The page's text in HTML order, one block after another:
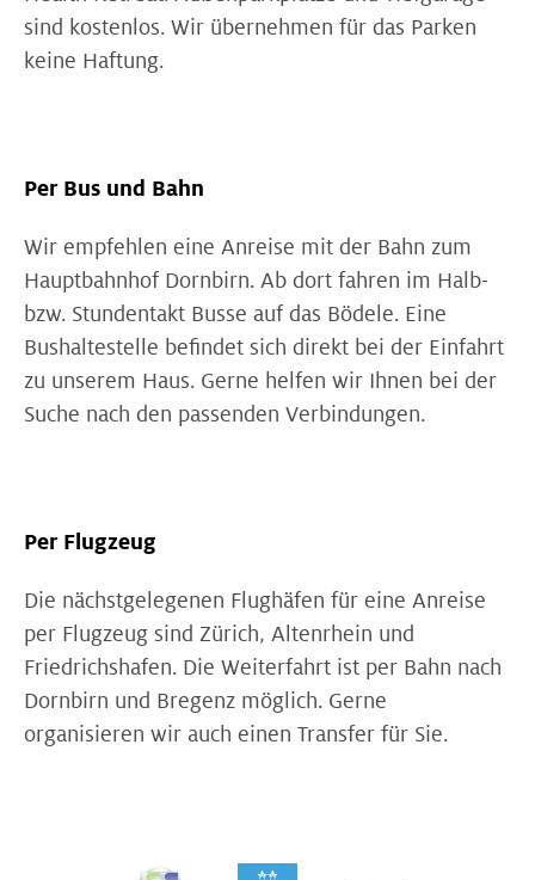
sind kostenlos. Wir übernehmen für das Parken
keine Haftung.
Per Bus und Bahn
Wir empfehlen eine Anreise mit der Bahn zum
Hauptbahnhof Dornbirn. Ab dort fahren im Halb-
bzw. Stundentakt Busse auf das Bödele. Eine
Bushaltestelle befindet sich direkt bei der Einfahrt
zu unserem Haus. Gerne helfen wir Ihnen bei der
Suche nach den passenden Verbindungen.
Per Flugzeug
Die nächstgelegenen Flughäfen für eine Anreise
per Flugzeug sind Zürich, Altenrhein und
Friedrichshafen. Die Weiterfahrt ist per Bahn nach
Dornbirn und Bregenz möglich. Gerne
organisieren wir auch einen Transfer für Sie.